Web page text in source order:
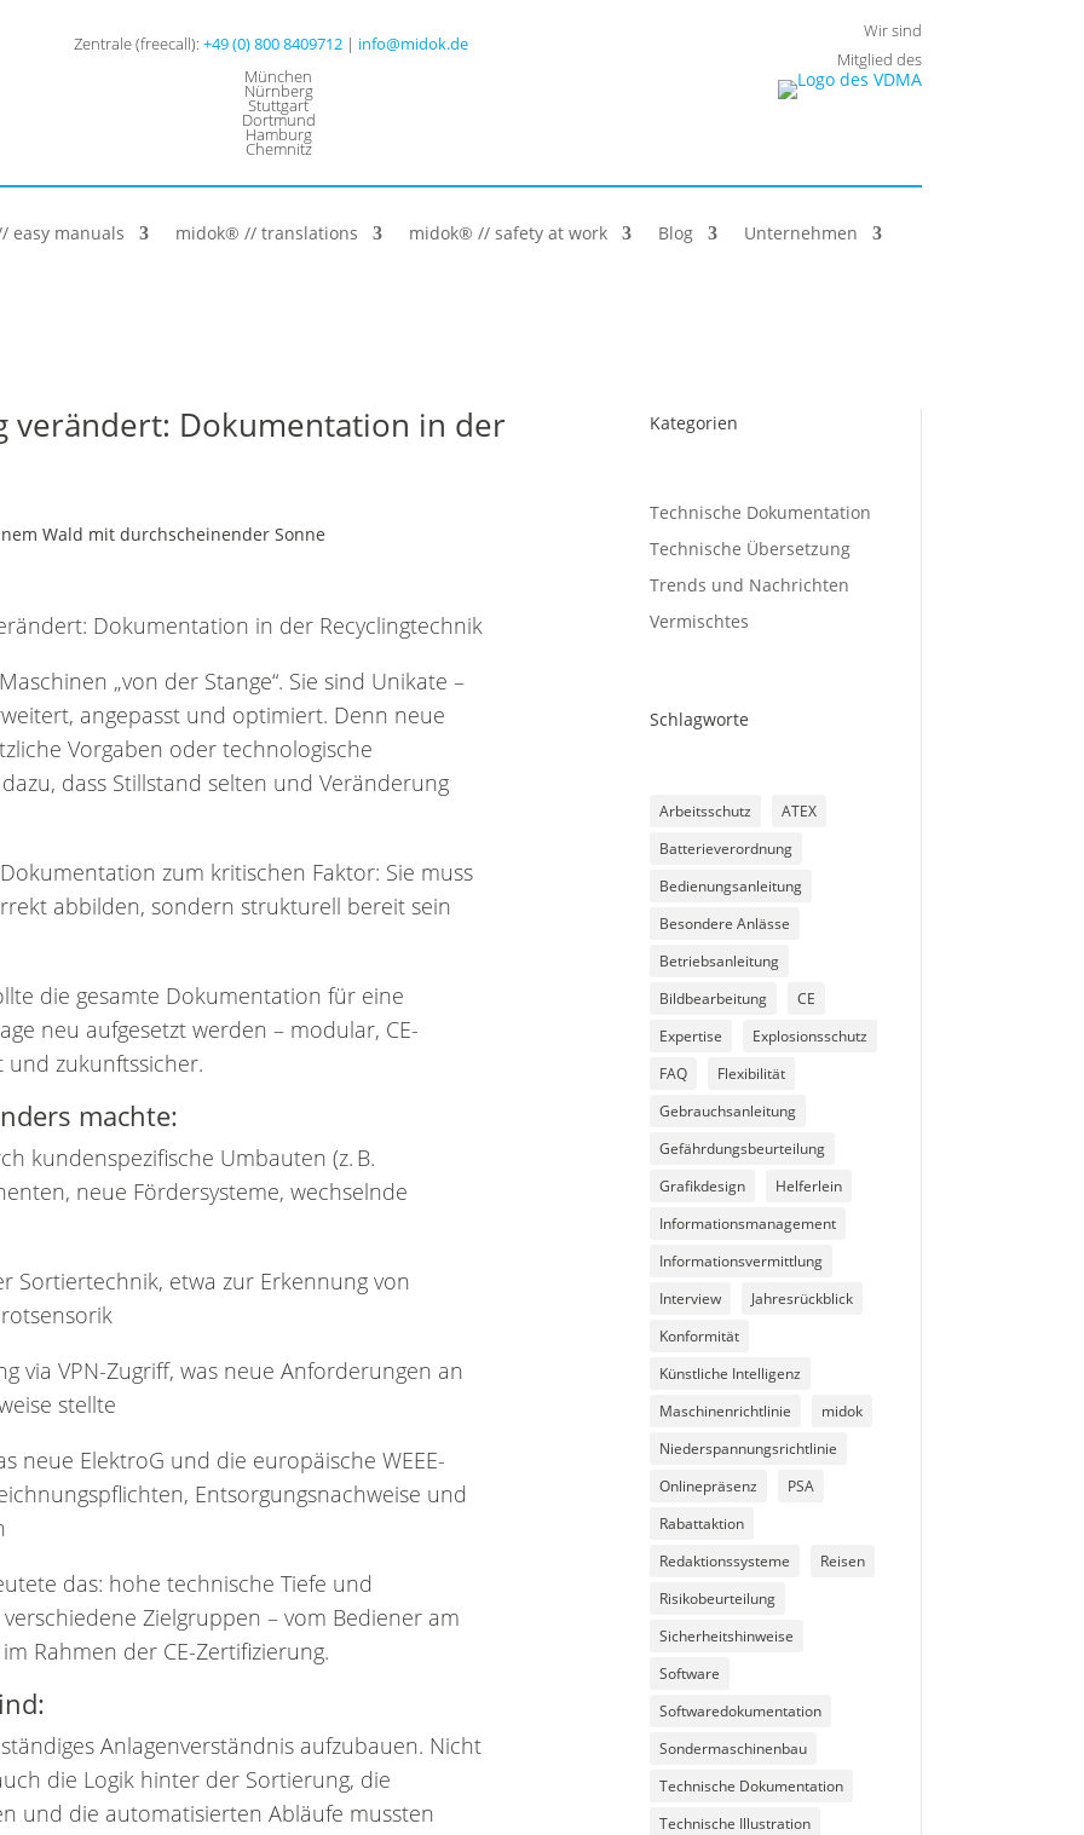
Zentrale (freecall): +49 (0) 800 8409712| info@midok.de
München
Nürnberg
Stuttgart
Dortmund
Hamburg
Chemnitz
Wir sind
Mitglied des
easy manuals midok® // translations midok® // safety at work Blog Unternehmen
verändert: Dokumentation in der
Dokumentation in der Recyclingtechnik
„von der Stange“. Sie sind Unikate –
angepasst und optimiert. Denn neue
Vorgaben oder technologische
dass Stillstand selten und Veränderung
zum kritischen Faktor: Sie muss
abbilden, sondern strukturell bereit sein
die gesamte Dokumentation für eine
neu aufgesetzt werden – modular, CE-
zukunftssicher.
machte:
kundenspezifische Umbauten (z. B.
neue Fördersysteme, wechselnde
Sortiertechnik, etwa zur Erkennung von
via VPN-Zugriff, was neue Anforderungen an
stellte
neue ElektroG und die europäische WEEE-
Entsorgungsnachweise und
das: hohe technische Tiefe und
Zielgruppen – vom Bediener am
Rahmen der CE-Zertifizierung.
Anlagenverständnis aufzubauen. Nicht
die Logik hinter der Sortierung, die
und die automatisierten Abläufe mussten
Kategorien
Technische Dokumentation
Technische Übersetzung
Trends und Nachrichten
Vermischtes
Schlagworte
Arbeitsschutz
ATEX
Batterieverordnung
Bedienungsanleitung
Besondere Anlässe
Betriebsanleitung
Bildbearbeitung
CE
Expertise
Explosionsschutz
FAQ
Flexibilität
Gebrauchsanleitung
Gefährdungsbeurteilung
Grafikdesign
Helferlein
Informationsmanagement
Informationsvermittlung
Interview
Jahresrückblick
Konformität
Künstliche Intelligenz
Maschinenrichtlinie
midok
Niederspannungsrichtlinie
Onlinepräsenz
PSA
Rabattaktion
Redaktionssysteme
Reisen
Risikobeurteilung
Sicherheitshinweise
Software
Softwaredokumentation
Sondermaschinenbau
Technische Dokumentation
Technische Illustration